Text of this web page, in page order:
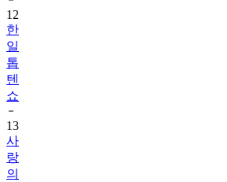
12
한
일
톱
텐
쇼
13
사
랑
의